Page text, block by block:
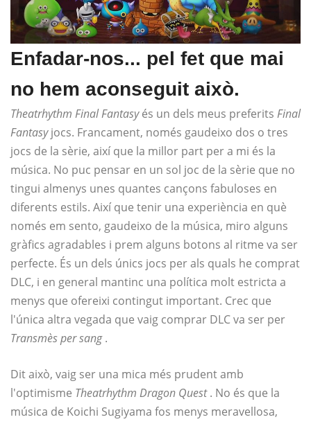
Enfadar-nos... pel fet que mai
no hem aconseguit això.
Theatrhythm Final Fantasyés un dels meus preferits Final
Fantasyjocs. Francament, només gaudeixo dos o tres
jocs de la sèrie, així que la millor part per a mi és la
música. No puc pensar en un sol joc de la sèrie que no
tingui almenys unes quantes cançons fabuloses en
diferents estils. Així que tenir una experiència en què
només em sento, gaudeixo de la música, miro alguns
gràfics agradables i prem alguns botons al ritme va ser
perfecte. És un dels únics jocs per als quals he comprat
DLC, i en general mantinc una política molt estricta a
menys que ofereixi contingut important. Crec que
l'única altra vegada que vaig comprar DLC va ser per
Transmès per sang.
Dit això, vaig ser una mica més prudent amb
l'optimisme Theatrhythm Dragon Quest. No és que la
música de Koichi Sugiyama fos menys meravellosa,